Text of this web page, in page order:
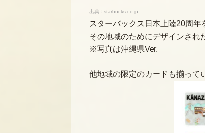
出典： starbucks.co.jp
スターバックス日本上陸20周年
その地域のためにデザインされ
※写真は沖縄県Ver.
他地域の限定のカードも揃って